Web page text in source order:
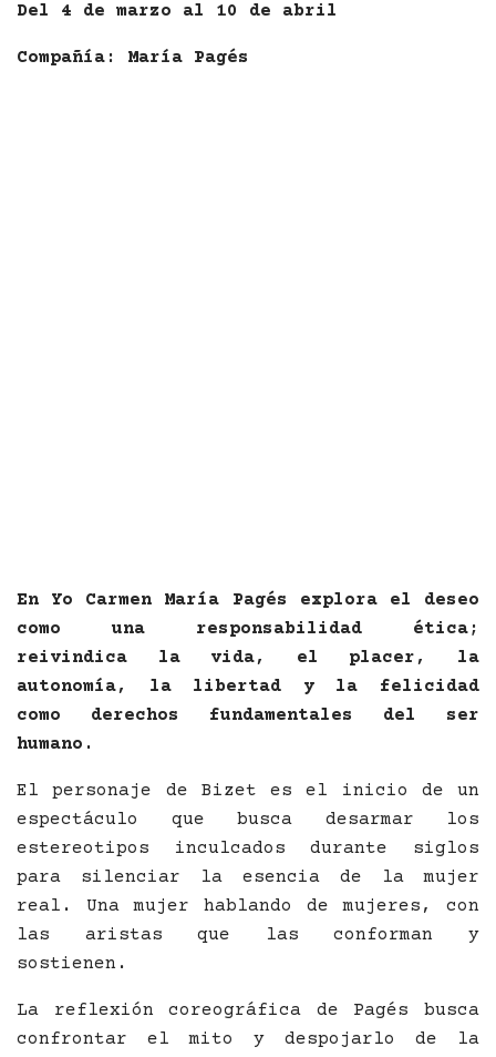
Del 4 de marzo al 10 de abril
Compañía: María Pagés
En Yo Carmen María Pagés explora el deseo
como una responsabilidad ética;
reivindica la vida, el placer, la
autonomía, la libertad y la felicidad
como derechos fundamentales del ser
humano.
El personaje de Bizet es el inicio de un
espectáculo que busca desarmar los
estereotipos inculcados durante siglos
para silenciar la esencia de la mujer
real. Una mujer hablando de mujeres, con
las aristas que las conforman y
sostienen.
La reflexión coreográfica de Pagés busca
confrontar el mito y despojarlo de la